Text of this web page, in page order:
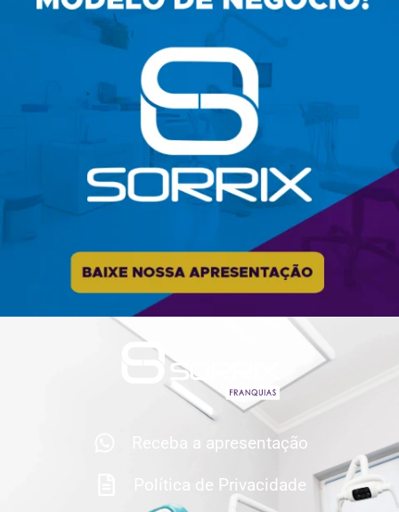
Receba a apresentação
Política de Privacidade